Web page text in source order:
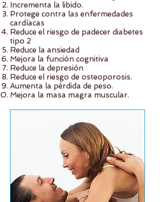
Incrementa la libido.
Protege contra las enfermedades
cardíacas
Reduce el riesgo de padecer diabetes
tipo 2
Reduce la ansiedad
Mejora la función cognitiva
Reduce la depresión
Reduce el riesgo de osteoporosis.
Aumenta la pérdida de peso.
Mejora la masa magra muscular.